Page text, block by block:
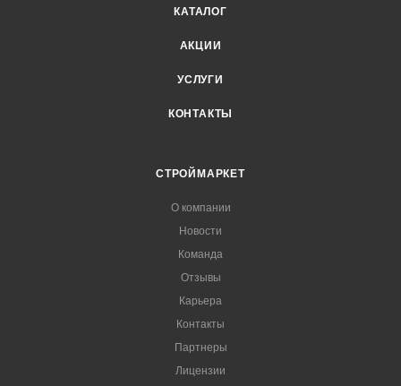
КАТАЛОГ
АКЦИИ
УСЛУГИ
КОНТАКТЫ
СТРОЙМАРКЕТ
О компании
Новости
Команда
Отзывы
Карьера
Контакты
Партнеры
Лицензии